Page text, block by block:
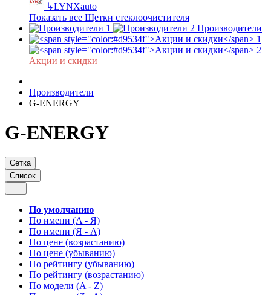
↳LYNXauto
Показать все Щетки стеклоочистителя
Производители
Акции и скидки
Производители
G-ENERGY
G-ENERGY
Сетка
Список
По умолчанию
По имени (A - Я)
По имени (Я - A)
По цене (возрастанию)
По цене (убыванию)
По рейтингу (убыванию)
По рейтингу (возрастанию)
По модели (A - Z)